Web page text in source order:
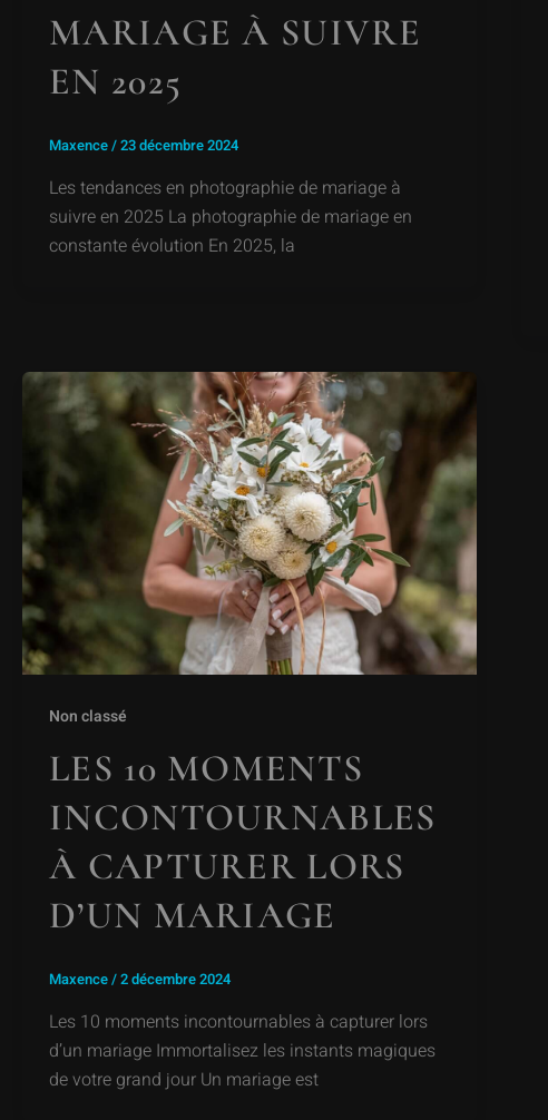
MARIAGE À SUIVRE
EN 2025
Maxence/23 décembre 2024
Les tendances en photographie de mariage à
suivre en 2025 La photographie de mariage en
constante évolution En 2025, la
Non classé
LES 10 MOMENTS
INCONTOURNABLES
À CAPTURER LORS
D’UN MARIAGE
Maxence/2 décembre 2024
Les 10 moments incontournables à capturer lors
d’un mariage Immortalisez les instants magiques
de votre grand jour Un mariage est